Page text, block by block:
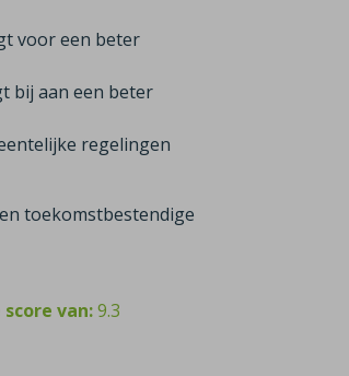
voor een beter
bij aan een beter
regelingen
toekomstbestendige
score van:9.3